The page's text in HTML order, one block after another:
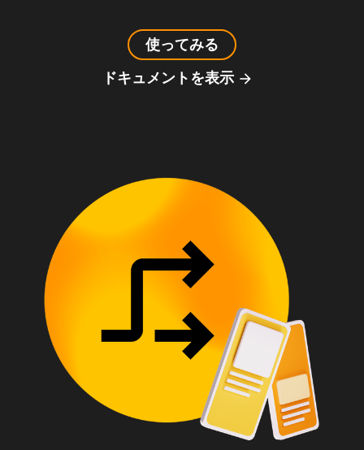
使ってみる
ドキュメントを表示 arrow_forward